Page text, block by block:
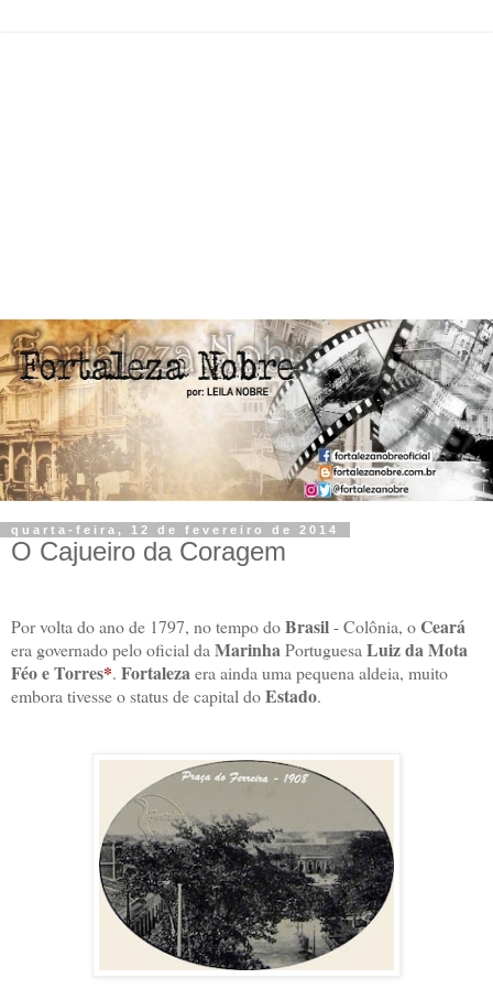
quarta-feira, 12 de fevereiro de 2014
O Cajueiro da Coragem
Por volta do ano de 1797, no tempo doBrasil- Colônia, oCeará
era governado pelo oficial da Marinha Portuguesa Luiz da Mota
Féo e Torres*. Fortaleza era ainda uma pequena aldeia, muito
embora tivesse o status de capital doEstado.